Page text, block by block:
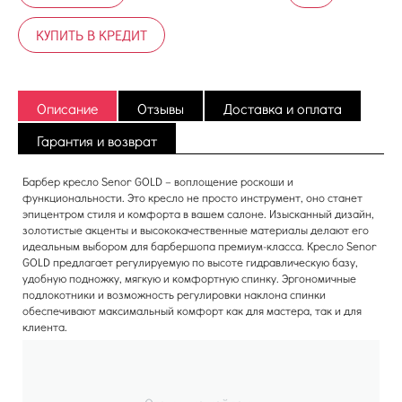
КУПИТЬ В КРЕДИТ
Описание Отзывы
Доставка и оплата
Гарантия и возврат
Барбер кресло Senor GOLD – воплощение роскоши и
функциональности. Это кресло не просто инструмент, оно станет
эпицентром стиля и комфорта в вашем салоне. Изысканный дизайн,
золотистые акценты и высококачественные материалы делают его
идеальным выбором для барбершопа премиум-класса. Кресло Senor
GOLD предлагает регулируемую по высоте гидравлическую базу,
удобную подножку, мягкую и комфортную спинку. Эргономичные
подлокотники и возможность регулировки наклона спинки
обеспечивают максимальный комфорт как для мастера, так и для
клиента.